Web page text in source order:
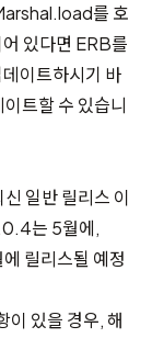
를 호
있다면 ERB를
이트하시기 바
트할 수 있습니
일반릴리스 이
는 5월에,
릴리스될 예정
이 있을 경우, 해